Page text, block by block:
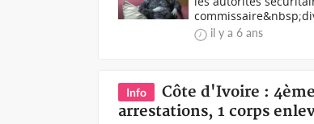
il y a 6 ans
Info
Côte d'Ivoire :
arrestations, 1 corps